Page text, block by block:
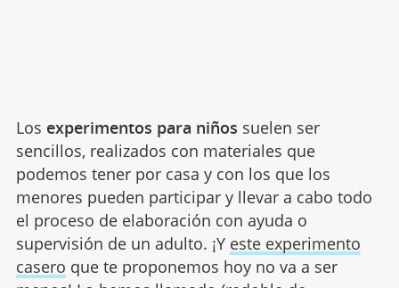
Los experimentos para niños suelen ser
sencillos, realizados con materiales que
podemos tener por casa y con los que los
menores pueden participar y llevar a cabo todo
el proceso de elaboración con ayuda o
supervisión de un adulto. ¡Y este experimento
casero que te proponemos hoy no va a ser